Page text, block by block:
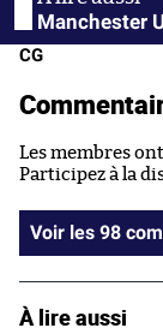
Manchester
CG
Les membres
Participez à la
Voir
À lire aussi